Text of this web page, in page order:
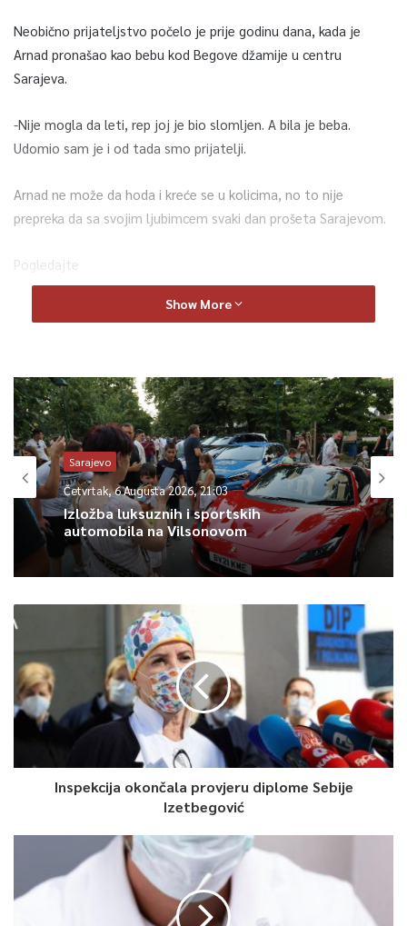
Neobično prijateljstvo počelo je prije godinu dana, kada je
Arnad pronašao kao bebu kod Begove džamije u centru
Sarajeva.
-Nije mogla da leti, rep joj je bio slomljen. A bila je beba.
Udomio sam je i od tada smo prijatelji.
Arnad ne može da hoda i kreće se u kolicima, no to nije
prepreka da sa svojim ljubimcem svaki dan prošeta Sarajevom.
Pogledajte
4
Show More
Sarajevo
Četvrtak, 6 Augusta 2026, 21:03
Izložba luksuznih i sportskih
automobila na Vilsonovom
Inspekcija okončala provjeru diplome Sebije
Izetbegović